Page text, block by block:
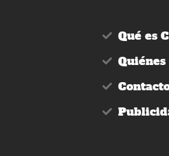
Qué es
Quiénes